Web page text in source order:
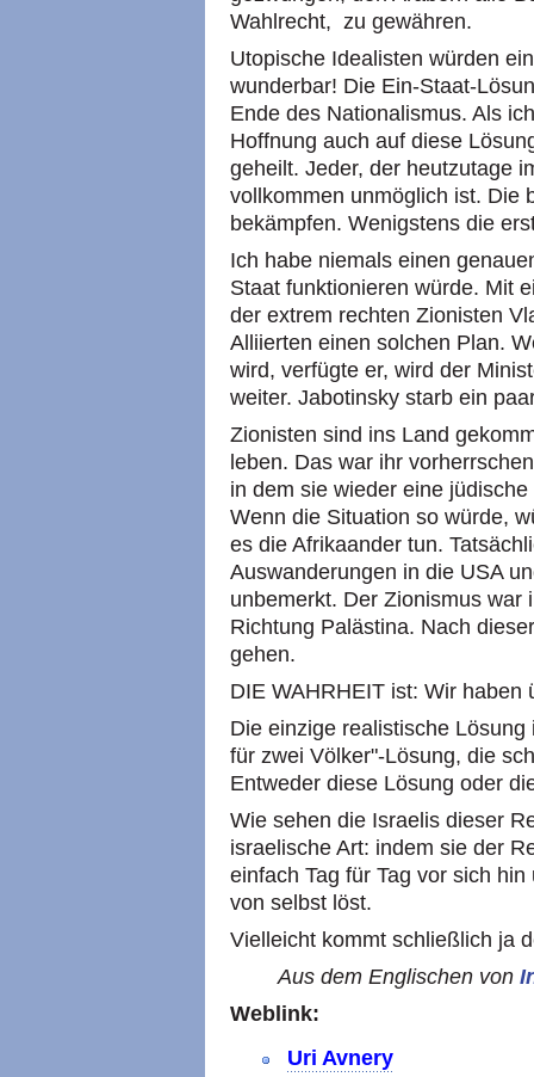
Wahlrecht, zu gewähren.
Utopische Idealisten würden
wunderbar! Die Ein-Staat-
Ende des Nationalismus. Als
Hoffnung auch auf diese
geheilt. Jeder, der heutzutage
vollkommen unmöglich ist. Die
bekämpfen. Wenigstens die
Ich habe niemals einen
Staat funktionieren würde. Mit
der extrem rechten Zionisten
Alliierten einen solchen Plan.
wird, verfügte er, wird der
weiter. Jabotinsky starb ein
Zionisten sind ins Land
leben. Das war ihr
in dem sie wieder eine
Wenn die Situation so würde,
es die Afrikaander tun.
Auswanderungen in die USA
unbemerkt. Der Zionismus
Richtung Palästina. Nach
gehen.
DIE WAHRHEIT ist: Wir haben
Die einzige realistische
für zwei Völker"-Lösung, die
Entweder diese Lösung oder
Wie sehen die Israelis dieser
israelische Art: indem sie der
einfach Tag für Tag vor sich
von selbst löst.
Vielleicht kommt schließlich ja
Aus dem Englischen von
Weblink:
Uri Avnery